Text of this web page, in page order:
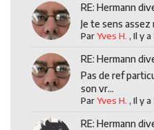
RE: Hermann
Je te sens assez
ParYves H. ,Il y
RE: Hermann
Pas de ref
son vr...
ParYves H. ,Il y
RE: Hermann